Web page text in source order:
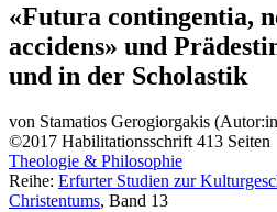
«Futura contingentia,
accidens» und
und in der Scholastik
von Stamatios Gerogiorgakis
©2017 Habilitationsschrift 413 Seiten
Theologie & Philosophie
Reihe: Erfurter Studien zur
Christentums, Band 13